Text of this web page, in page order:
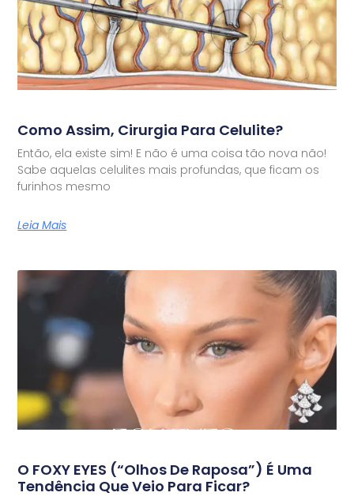
Como Assim, Cirurgia Para Celulite?
Então, ela existe sim! E não é uma coisa tão nova não!
Sabe aquelas celulites mais profundas, que ficam os
furinhos mesmo
Leia Mais
O FOXY EYES (“olhos De Raposa”) É Uma
Tendência Que Veio Para Ficar?